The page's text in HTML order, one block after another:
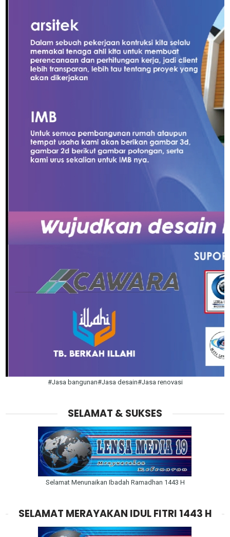
#Jasa bangunan#Jasa desain#Jasa renovasi
SELAMAT & SUKSES
Selamat Menunaikan Ibadah Ramadhan 1443 H
SELAMAT MERAYAKAN IDUL FITRI 1443 H